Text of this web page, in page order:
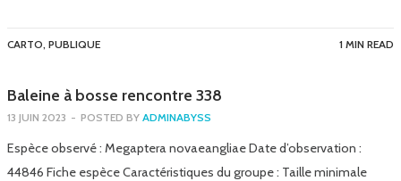
CARTO, PUBLIQUE 1 MIN READ
Baleine à bosse rencontre 338
13 JUIN 2023 - POSTED BY ADMINABYSS
Espèce observé : Megaptera novaeangliae Date d’observation :
44846 Fiche espèce Caractéristiques du groupe : Taille minimale